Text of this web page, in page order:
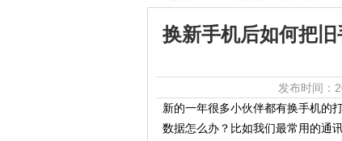
换新手机后如何把
发布时间：
新的一年很多小伙伴都有换手机的
数据怎么办？比如我们最常用的通